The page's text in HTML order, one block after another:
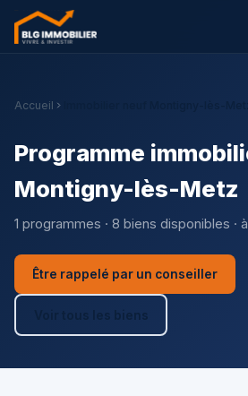
Accueil
Programme
Montigny-lès-Metz
1 programmes · 8 biens disponibles ·
Être rappelé par un conseiller
Voir tous les biens